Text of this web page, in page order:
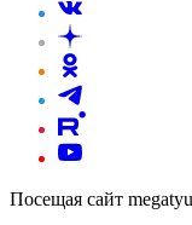
Посещая сайт